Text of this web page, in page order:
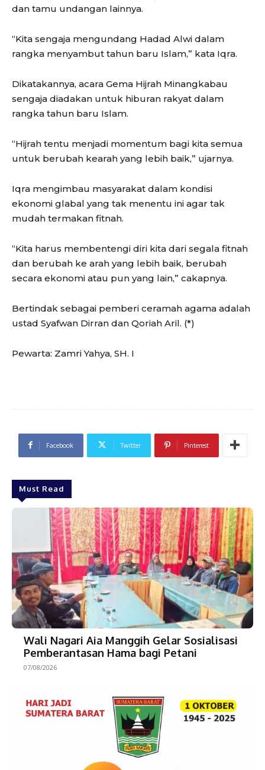
dan tamu undangan lainnya.
“Kita sengaja mengundang Hadad Alwi dalam
rangka menyambut tahun baru Islam,” kata Iqra.
Dikatakannya, acara Gema Hijrah Minangkabau
sengaja diadakan untuk hiburan rakyat dalam
rangka tahun baru Islam.
“Hijrah tentu menjadi momentum bagi kita semua
untuk berubah kearah yang lebih baik,” ujarnya.
Iqra mengimbau masyarakat dalam kondisi
ekonomi glabal yang tak menentu ini agar tak
mudah termakan fitnah.
“Kita harus membentengi diri kita dari segala fitnah
dan berubah ke arah yang lebih baik, berubah
secara ekonomi atau pun yang lain,” cakapnya.
Bertindak sebagai pemberi ceramah agama adalah
ustad Syafwan Dirran dan Qoriah Aril. (*)
Pewarta: Zamri Yahya, SH. I
Facebook Twitter Pinterest
Must Read
Wali Nagari Aia Manggih Gelar Sosialisasi
Pemberantasan Hama bagi Petani
07/08/2026